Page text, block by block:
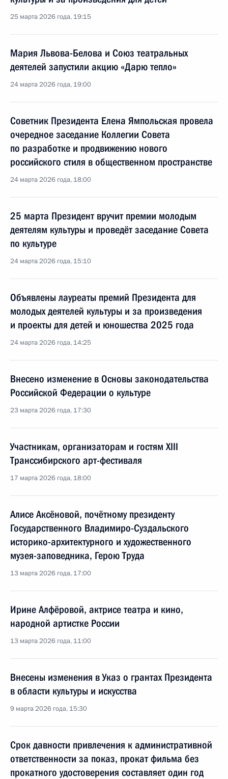
25 марта 2026 года, 19:15
Мария Львова-Белова и Союз театральных
деятелей запустили акцию «Дарю тепло»
24 марта 2026 года, 19:00
Советник Президента Елена Ямпольская провела
очередное заседание Коллегии Совета
по разработке и продвижению нового
российского стиля в общественном пространстве
24 марта 2026 года, 18:00
25 марта Президент вручит премии молодым
деятелям культуры и проведёт заседание Совета
по культуре
24 марта 2026 года, 15:10
Объявлены лауреаты премий Президента для
молодых деятелей культуры и за произведения
и проекты для детей и юношества 2025 года
24 марта 2026 года, 14:25
Внесено изменение в Основы законодательства
Российской Федерации о культуре
23 марта 2026 года, 17:30
Участникам, организаторам и гостям XIII
Транссибирского арт-фестиваля
17 марта 2026 года, 18:00
Алисе Аксёновой, почётному президенту
Государственного Владимиро-Суздальского
историко-архитектурного и художественного
музея-заповедника, Герою Труда
13 марта 2026 года, 17:00
Ирине Алфёровой, актрисе театра и кино,
народной артистке России
13 марта 2026 года, 11:00
Внесены изменения в Указ о грантах Президента
в области культуры и искусства
9 марта 2026 года, 15:30
Срок давности привлечения к административной
ответственности за показ, прокат фильма без
прокатного удостоверения составляет один год